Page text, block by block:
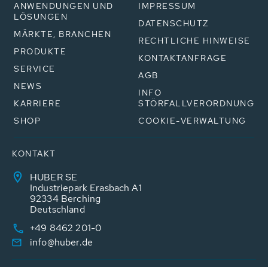
ANWENDUNGEN UND
LÖSUNGEN
MÄRKTE, BRANCHEN
PRODUKTE
SERVICE
NEWS
KARRIERE
SHOP
IMPRESSUM
DATENSCHUTZ
RECHTLICHE HINWEISE
KONTAKTANFRAGE
AGB
INFO
STÖRFALLVERORDNUNG
COOKIE-VERWALTUNG
KONTAKT
HUBER SE
Industriepark Erasbach A1
92334 Berching
Deutschland
+49 8462 201-0
info@huber.de